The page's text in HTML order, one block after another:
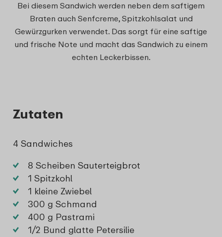
Bei diesem Sandwich werden neben dem saftigem
Braten auch Senfcreme, Spitzkohlsalat und
Gewürzgurken verwendet. Das sorgt für eine saftige
und frische Note und macht das Sandwich zu einem
echten Leckerbissen.
Zutaten
4 Sandwiches
8 Scheiben Sauterteigbrot
1 Spitzkohl
1 kleine Zwiebel
300 g Schmand
400 g Pastrami
1/2 Bund glatte Petersilie